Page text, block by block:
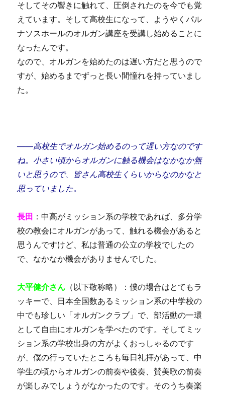
そしてその響きに触れて、圧倒されたのを今でも覚
えています。そして高校生になって、ようやくパル
ナソスホールのオルガン講座を受講し始めることに
なったんです。
なので、オルガンを始めたのは遅い方だと思うので
すが、始めるまでずっと長い間憧れを持っていまし
た。
――高校生でオルガン始めるのって遅い方なのです
ね。小さい頃からオルガンに触る機会はなかなか無
いと思うので、皆さん高校生くらいからなのかなと
思っていました。
長田 ：中高がミッション系の学校であれば、多分学
校の教会にオルガンがあって、触れる機会があると
思うんですけど、私は普通の公立の学校でしたの
で、なかなか機会がありませんでした。
大平健介さん （以下敬称略）：僕の場合はとてもラ
ッキーで、日本全国数あるミッション系の中学校の
中でも珍しい「オルガンクラブ」で、部活動の一環
として自由にオルガンを学べたのです。そしてミッ
ション系の学校出身の方がよくおっしゃるのです
が、僕の行っていたところも毎日礼拝があって、中
学生の頃からオルガンの前奏や後奏、賛美歌の前奏
が楽しみでしょうがなかったのです。そのうち奏楽